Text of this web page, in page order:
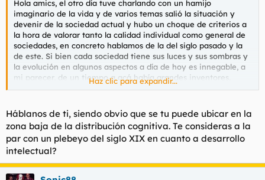
Hola amics, el otro día tuve charlando con un hamijo
imaginario de la vida y de varios temas salió la situación y
devenir de la sociedad actual y hubo un choque de criterios a
la hora de valorar tanto la calidad individual como general de
sociedades, en concreto hablamos de la del siglo pasado y la
de este. Si bien cada sociedad tiene sus luces y sus sombras y
la evolución en algunos aspectos a día de hoy es innegable, a
mi parecer, de un tiempo a acá había grandes inventores,
pensadores que dejaron grandes doctrinas, escritos, reflexiones
vida. Si bien la religión no casa conmigo, mucha gente llevaba
un simbolismo espiritual y una forma de encarar las cosas que
desprendian más sobriedad, solidez y madurez, sin embargo
hoy en día hay dos tipos de personas entre la juventud, los
creyentes de palo (capillitas, costaleros que son muy religiosos
por un mes y gente que le gusta mostrarse en ese tipo de
eventos) y gente que se mofa de quien ose tener algún tipo de
Haz clic para expandir...
Háblanos de ti, siendo obvio que se tu puede ubicar en la
zona baja de la distribución cognitiva. Te consideras a la
par con un plebeyo del siglo XIX en cuanto a desarrollo
intelectual?